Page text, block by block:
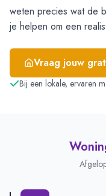
weten precies wat de
je helpen om een
Vraag jouw
Bij een lokale, ervaren